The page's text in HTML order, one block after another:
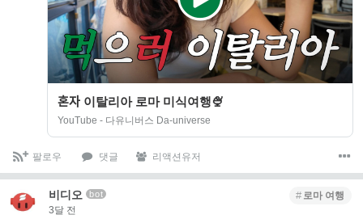
혼자 이탈리아 로마 미식여행🍨
YouTube - 다유니버스 Da-universe
팔로우 댓글 리액션유저
비디오 bot
3달 전
로마 여행